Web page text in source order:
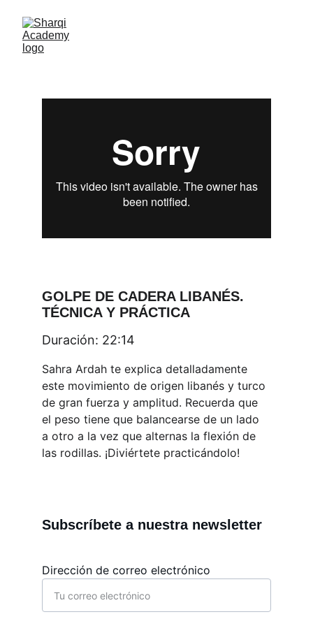
GOLPE DE CADERA LIBANÉS.
TÉCNICA Y PRÁCTICA
Duración: 22:14
Sahra Ardah te explica detalladamente
este movimiento de origen libanés y turco
de gran fuerza y amplitud. Recuerda que
el peso tiene que balancearse de un lado
a otro a la vez que alternas la flexión de
las rodillas. ¡Diviértete practicándolo!
Dirección de correo electrónico
Subscríbete a nuestra newsletter